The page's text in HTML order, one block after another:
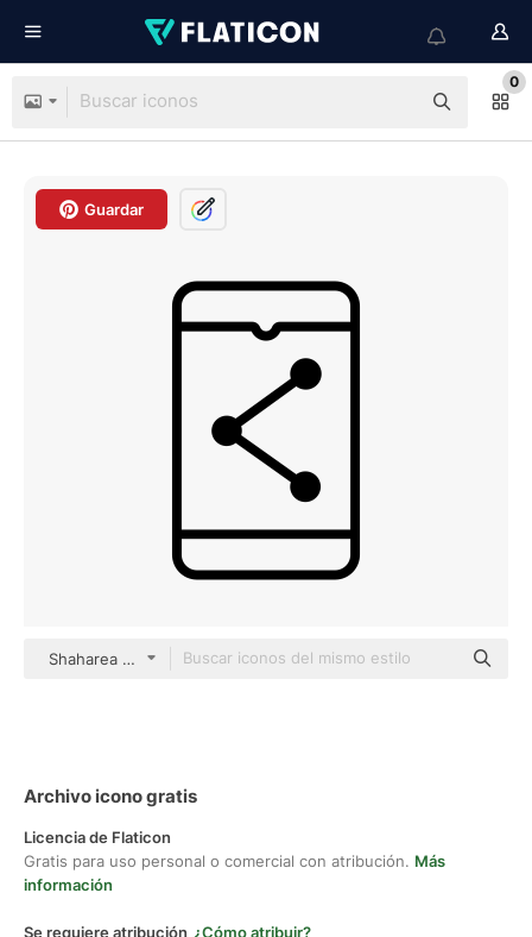
0
Guardar
Shaharea outline
Archivo icono gratis
Licencia de Flaticon
Gratis para uso personal o comercial con atribución. Más
información
Se requiere atribución ¿Cómo atribuir?